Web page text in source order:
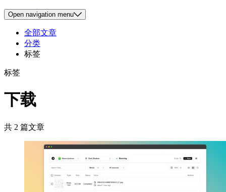
Open navigation menu
全部文章
分类
标签
标签
下载
共 2 篇文章